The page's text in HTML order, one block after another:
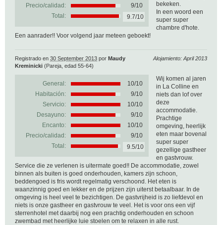
Precio/calidad:
9/10
Total:
9.7/10
bekeken.
In een woord een
super super
chambre d'hote.
Een aanrader!! Voor volgend jaar meteen geboekt!
Alojamiento: April 2013
Registrado en 30 September 2013 por Maudy
Kreminicki (Pareja, edad 55-64)
General: 10/10
Habitación:
9/10
Servicio:
10/10
Desayuno:
9/10
Encanto:
10/10
Precio/calidad:
9/10
Total:
9.5/10
Wij komen al jaren
in La Colline en
niets dan lof over
deze
accommodatie.
Prachtige
omgeving, heerlijk
eten maar bovenal
super super
gezellige gastheer
en gastvrouw.
Service die ze verlenen is uitermate goed!! De accommodatie, zowel
binnen als buiten is goed onderhouden, kamers zijn schoon,
beddengoed is fris wordt regelmatig verschoond. Het eten is
waanzinnig goed en lekker en de prijzen zijn uiterst betaalbaar. In de
omgeving is heel veel te bezichtigen. De gastvrijheid is zo liefdevol en
niets is onze gastheer en gastvrouw te veel. Het is voor ons een vijf
sterrenhotel met daarbij nog een prachtig onderhouden en schoon
zwembad met heerlijke luie stoelen om te relaxen in alle rust.